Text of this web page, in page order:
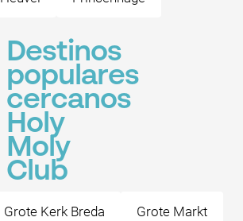
Destinos
populares
cercanos
Holy
Moly
Club
Grote Kerk Breda Grote Markt